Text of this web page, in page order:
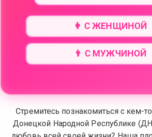
👩 С ЖЕНЩИНОЙ
👨 С МУЖЧИНОЙ
Стремитесь познакомиться с кем-
Донецкой Народной Республике